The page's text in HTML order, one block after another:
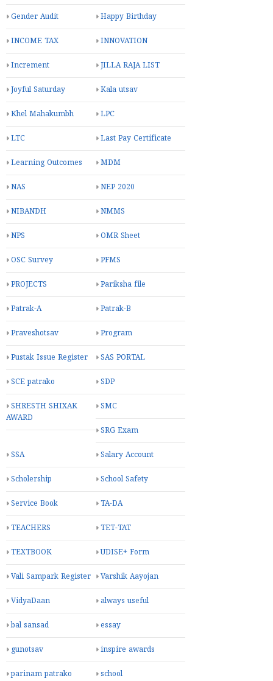
Gender Audit Happy Birthday
INCOME TAX INNOVATION
Increment JILLA RAJA LIST
Joyful Saturday Kala utsav
Khel Mahakumbh LPC
LTC Last Pay Certificate
Learning Outcomes MDM
NAS NEP 2020
NIBANDH NMMS
NPS OMR Sheet
OSC Survey PFMS
PROJECTS Pariksha file
Patrak-A Patrak-B
Praveshotsav Program
Pustak Issue Register SAS PORTAL
SCE patrako SDP
SHRESTH SHIXAK
AWARD
SMC
SRG Exam
SSA Salary Account
Scholership School Safety
Service Book TA-DA
TEACHERS TET-TAT
TEXTBOOK UDISE+ Form
Vali Sampark Register Varshik Aayojan
VidyaDaan always useful
bal sansad essay
gunotsav inspire awards
parinam patrako school